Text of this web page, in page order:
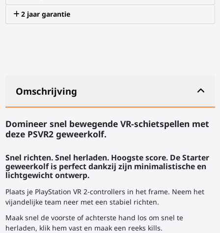
2 jaar garantie
Omschrijving
Domineer snel bewegende VR-schietspellen met
deze PSVR2 geweerkolf.
Snel richten. Snel herladen. Hoogste score. De Starter
geweerkolfis perfect dankzij zijn minimalistische en
lichtgewicht ontwerp.
Plaats je PlayStation VR 2-controllers in het frame. Neem het
vijandelijke team neer met een stabiel richten.
Maak snel de voorste of achterste hand los om snel te
herladen, klik hem vast en maak een reeks kills.